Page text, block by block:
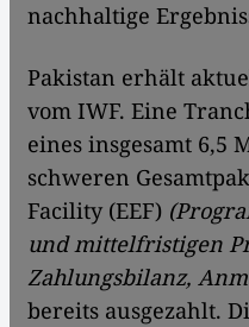
nachhaltige
Pakistan erhält
vom IWF. Eine
eines insgesamt 6,5
schweren
Facility (EEF)
und mittelfristigen
Zahlungsbilanz,
bereits ausgezahlt.